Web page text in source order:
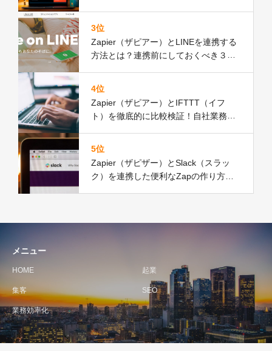
3位
Zapier（ザピアー）とLINEを連携する
方法とは？連携前にしておくべき３つ
4位
Zapier（ザピアー）とIFTTT（イフ
ト）を徹底的に比較検証！自社業務を
5位
Zapier（ザピザー）とSlack（スラッ
ク）を連携した便利なZapの作り方４
メニュー
HOME 起業
集客 SEO
業務効率化